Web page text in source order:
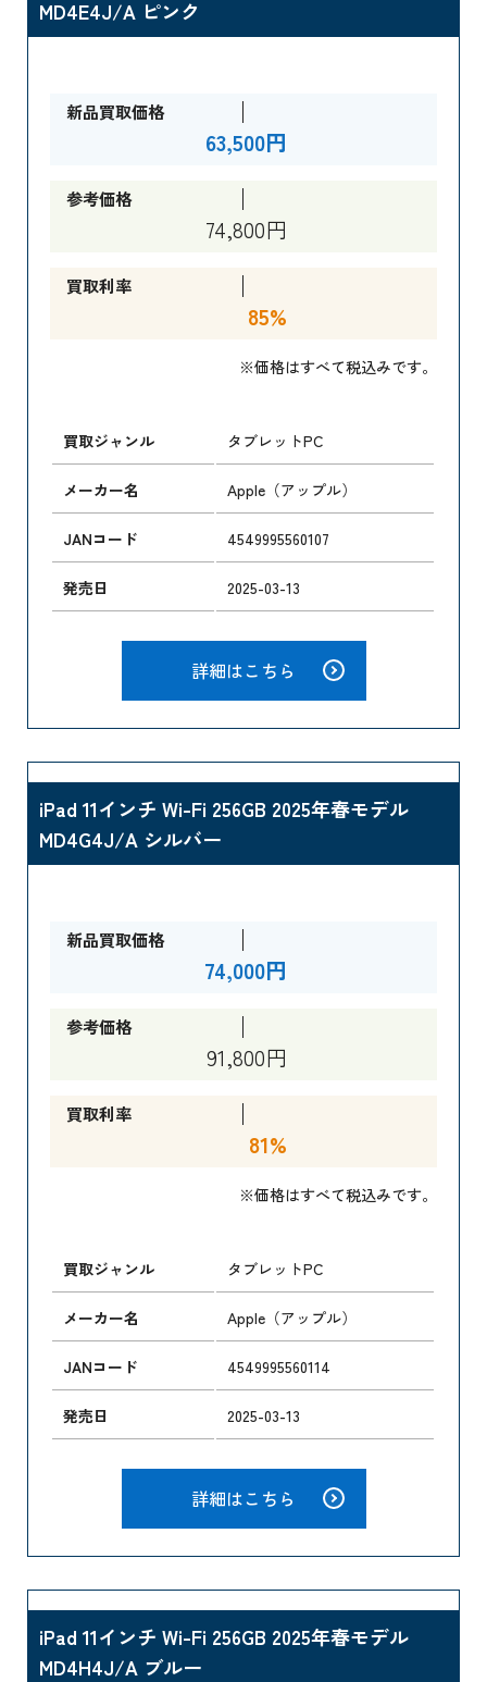
MD4E4J/A ピンク
新品買取価格
63,500円
参考価格
74,800円
買取利率
85%
※価格はすべて税込みです。
買取ジャンル タブレットPC
メーカー名 Apple（アップル）
JANコード 4549995560107
発売日 2025-03-13
詳細はこちら
iPad 11インチ Wi-Fi 256GB 2025年春モデル
MD4G4J/A シルバー
新品買取価格
74,000円
参考価格
91,800円
買取利率
81%
※価格はすべて税込みです。
買取ジャンル タブレットPC
メーカー名 Apple（アップル）
JANコード 4549995560114
発売日 2025-03-13
詳細はこちら
iPad 11インチ Wi-Fi 256GB 2025年春モデル
MD4H4J/A ブルー